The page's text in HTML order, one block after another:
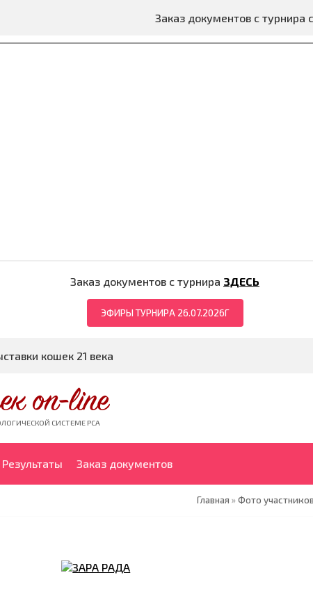
Заказ документов с турнира
Заказ документов с турнира ЗДЕСЬ
ЭФИРЫ ТУРНИРА 26.07.2026Г
кошек 21 века
on-line
СИСТЕМЕ PCA
Результаты Заказ документов
Главная »Фото